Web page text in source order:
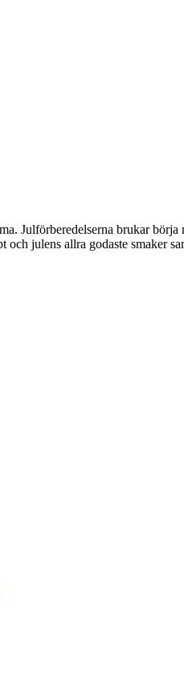
Julförberedelserna brukar
julens allra godaste smaker